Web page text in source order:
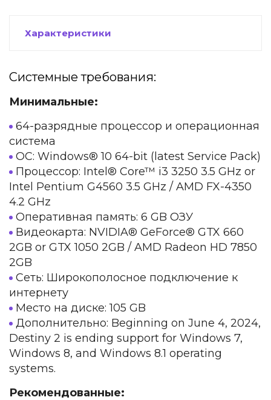
Характеристики
Системные требования:
Минимальные:
64-разрядные процессор и операционная
система
ОС: Windows® 10 64-bit (latest Service Pack)
Процессор: Intel® Core™ i3 3250 3.5 GHz or
Intel Pentium G4560 3.5 GHz / AMD FX-4350
4.2 GHz
Оперативная память: 6 GB ОЗУ
Видеокарта: NVIDIA® GeForce® GTX 660
2GB or GTX 1050 2GB / AMD Radeon HD 7850
2GB
Сеть: Широкополосное подключение к
интернету
Место на диске: 105 GB
Дополнительно: Beginning on June 4, 2024,
Destiny 2 is ending support for Windows 7,
Windows 8, and Windows 8.1 operating
systems.
Рекомендованные: